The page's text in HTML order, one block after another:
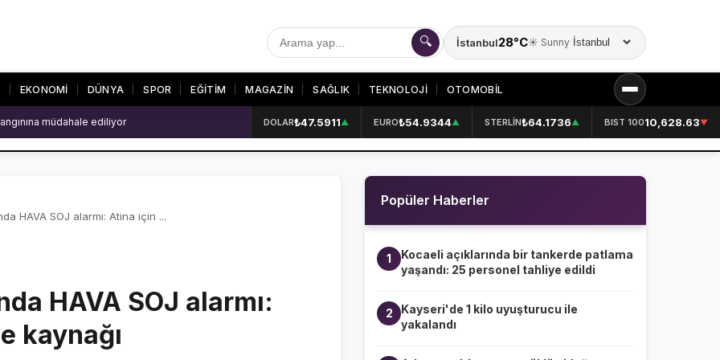
🔍 İstanbul28°C☀️ Sunny
Şehir seçin
EKONOMİ DÜNYA SPOR EĞİTİM MAGAZİN SAĞLIK TEKNOLOJİ OTOMOBİL
SON DAKİKA
VİDEO GALERİ
GALERİLER KURUMSAL
2 ölü DOLAR₺47.5911▲ EURO₺54.9344▲ STERLİN₺64.1736▲ BIST 10010,628.63▼
HAVA SOJ alarmı: Atina için ...
HAVA SOJ alarmı:
kaynağı
Popüler Haberler
1
Kocaeli açıklarında bir tankerde patlama
yaşandı: 25 personel tahliye edildi
2
Kayseri'de 1 kilo uyuşturucu ile
yakalandı